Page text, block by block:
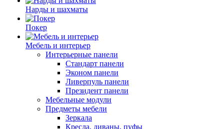
Нарды и шахматы
Покер
Мебель и интерьер
Интерьерные панели
Стандарт панели
Эконом панели
Ливерпуль панели
Президент панели
Мебельные модули
Предметы мебели
Зеркала
Кресла, диваны, пуфы